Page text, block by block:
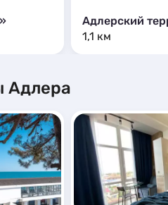
Адлерский
1,1 км
Адлера